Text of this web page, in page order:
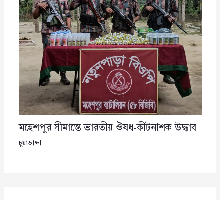
মহেশপুর সীমান্তে ভারতীয় ঔষধ-কীটনাশক উদ্ধার
চুয়াডাঙ্গা